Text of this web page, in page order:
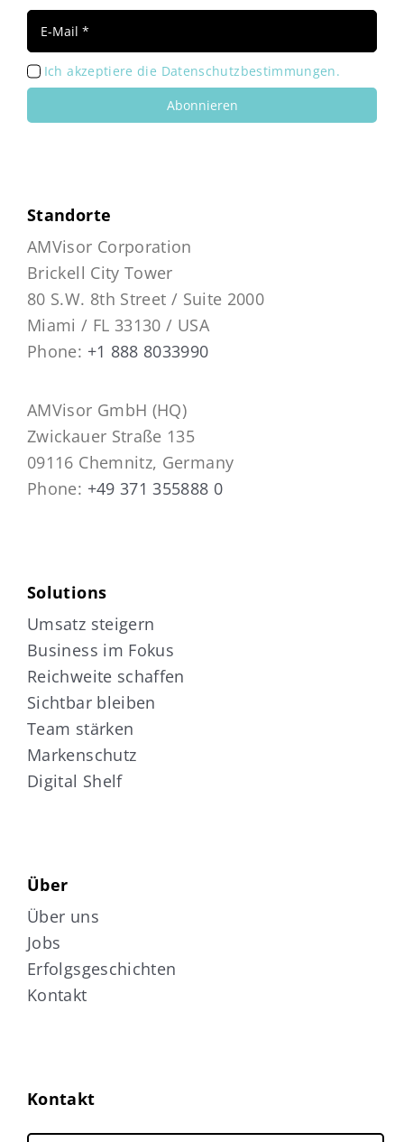
Ich akzeptiere die Datenschutzbestimmungen.
Abonnieren
Standorte
AMVisor Corporation
Brickell City Tower
80 S.W. 8th Street / Suite 2000
Miami / FL 33130 / USA
Phone: +1 888 8033990
AMVisor GmbH (HQ)
Zwickauer Straße 135
09116 Chemnitz, Germany
Phone: +49 371 355888 0
Solutions
Umsatz steigern
Business im Fokus
Reichweite schaffen
Sichtbar bleiben
Team stärken
Markenschutz
Digital Shelf
Über
Über uns
Jobs
Erfolgsgeschichten
Kontakt
Kontakt